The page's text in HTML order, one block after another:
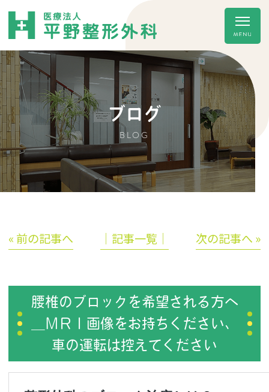
ブログ
BLOG
« 前の記事へ │記事一覧│ 次の記事へ »
腰椎のブロックを希望される方へ
＿ＭＲＩ画像をお持ちください、
車の運転は控えてください